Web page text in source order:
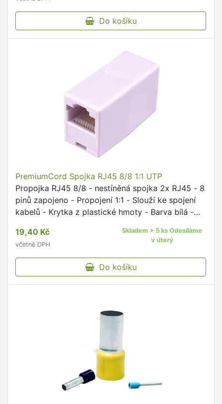
Do košíku
PremiumCord Spojka RJ45 8/8 1:1 UTP
Propojka RJ45 8/8 - nestíněná spojka 2x RJ45 - 8
pinů zapojeno - Propojení 1:1 - Slouží ke spojení
kabelů - Krytka z plastické hmoty - Barva bílá -
teplota: …
19,40 Kč
včetně DPH
Skladem > 5 ks Odesíláme
v úterý
Do košíku